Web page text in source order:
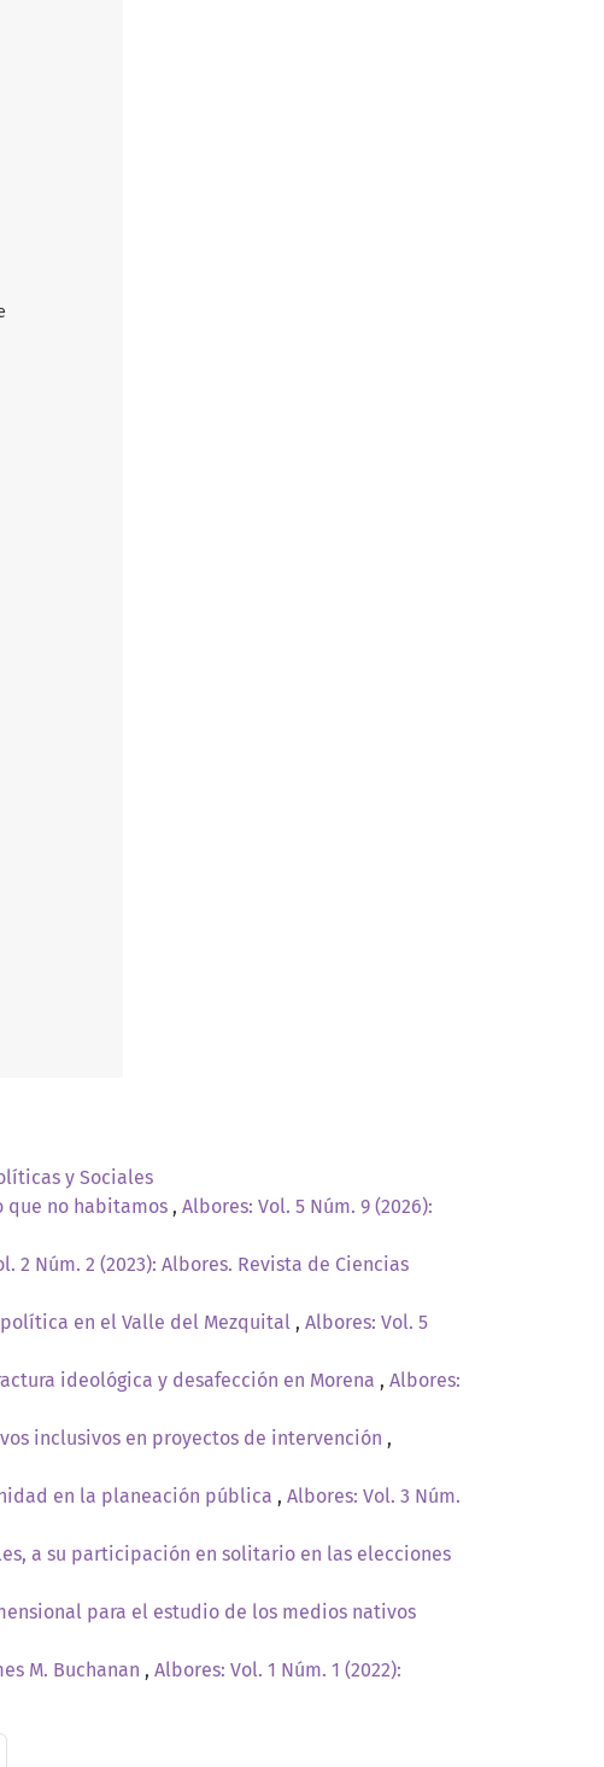
y Sociales
que no habitamos , Albores: Vol. 5 Núm. 9 (2026):
2 Núm. 2 (2023): Albores. Revista de Ciencias
en el Valle del Mezquital , Albores: Vol. 5
ideológica y desafección en Morena , Albores:
inclusivos en proyectos de intervención ,
en la planeación pública , Albores: Vol. 3 Núm.
a su participación en solitario en las elecciones
para el estudio de los medios nativos
M. Buchanan , Albores: Vol. 1 Núm. 1 (2022):